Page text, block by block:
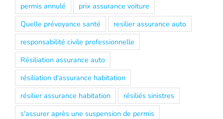
permis annulé
prix assurance voiture
Quelle prévoyance santé
resilier assurance auto
responsabilité civile professionnelle
Résiliation assurance auto
résiliation d'assurance habitation
résilier assurance habitation
résiliés sinistres
s'assurer après une suspension de permis